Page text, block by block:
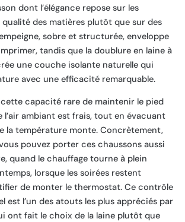
dont l’élégance repose sur les
des matières plutôt que sur des
sobre et structurée, enveloppe
tandis que la doublure en laine à
une couche isolante naturelle qui
avec une efficacité remarquable.
cette capacité rare de maintenir le pied
l’air ambiant est frais, tout en évacuant
la température monte. Concrètement,
pouvez porter ces chaussons aussi
quand le chauffage tourne à plein
lorsque les soirées restent
de monter le thermostat. Ce contrôle
est l’un des atouts les plus appréciés par
ont fait le choix de la laine plutôt que